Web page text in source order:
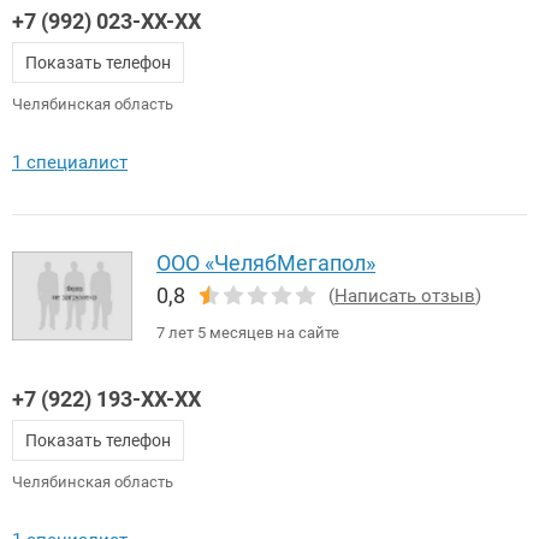
+7 (992) 023-XX-XX
Показать телефон
Челябинская область
1 специалист
ООО «ЧелябМегапол»
0,8
(Написать отзыв)
7 лет 5 месяцев на сайте
+7 (922) 193-XX-XX
Показать телефон
Челябинская область